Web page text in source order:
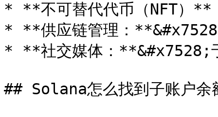
* **不可替代代币（NFT）**
* **供应链管理：
* **社交媒体：**&#x7528;
## Solana怎么找到子账户余